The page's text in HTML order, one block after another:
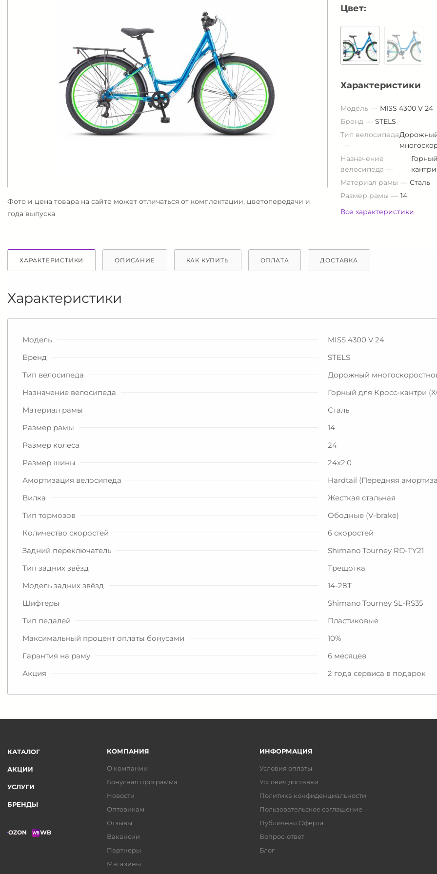
Фото и цена товара на сайте может отличаться от комплектации, цветопередачи и
года выпуска
Цвет:
Характеристики
Модель
MISS 4300 V 24
Бренд
STELS
Тип велосипеда
Назначение
велосипеда
Материал рамы
Сталь
Размер рамы
14
Все характеристики
ХАРАКТЕРИСТИКИ ОПИСАНИЕ КАК КУПИТЬ ОПЛАТА ДОСТАВКА
Характеристики
Модель
MISS 4300 V 24
Бренд
STELS
Тип велосипеда
Дорожный
Назначение велосипеда
Горный для Кросс-кантри
Материал рамы
Сталь
Размер рамы
14
Размер колеса
24
Размер шины
24х2,0
Амортизация велосипеда
Hardtail (Передняя
Вилка
Жесткая стальная
Тип тормозов
Ободные (V-brake)
Количество скоростей
6 скоростей
Задний переключатель
Shimano Tourney RD-TY21
Тип задних звёзд
Трещотка
Модель задних звёзд
14-28Т
Шифтеры
Shimano Tourney SL-RS35
Тип педалей
Пластиковые
Максимальный процент оплаты бонусами
10%
Гарантия на раму
6 месяцев
Акция
2 года сервиса в подарок
КАТАЛОГ
АКЦИИ
УСЛУГИ
БРЕНДЫ
OZON WB
КОМПАНИЯ
О компании
Бонусная программа
Новости
Оптовикам
Отзывы
Вакансии
Партнеры
Магазины
ИНФОРМАЦИЯ
Условия оплаты
Условия доставки
Политика конфиденциальности
Пользовательское соглашение
Публичная Оферта
Вопрос-ответ
Блог